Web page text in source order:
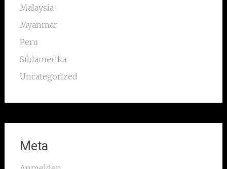
Malaysia
Myanmar
Peru
Südamerika
Uncategorized
Meta